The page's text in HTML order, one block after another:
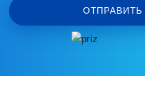
ОТПРАВИТЬ